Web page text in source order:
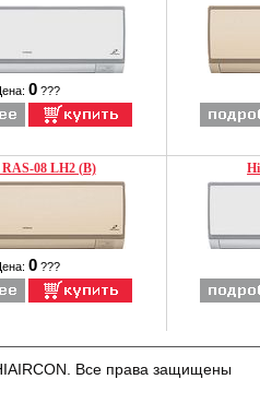
0 ???
08 LH2 (B)
0 ???
Все права защищены